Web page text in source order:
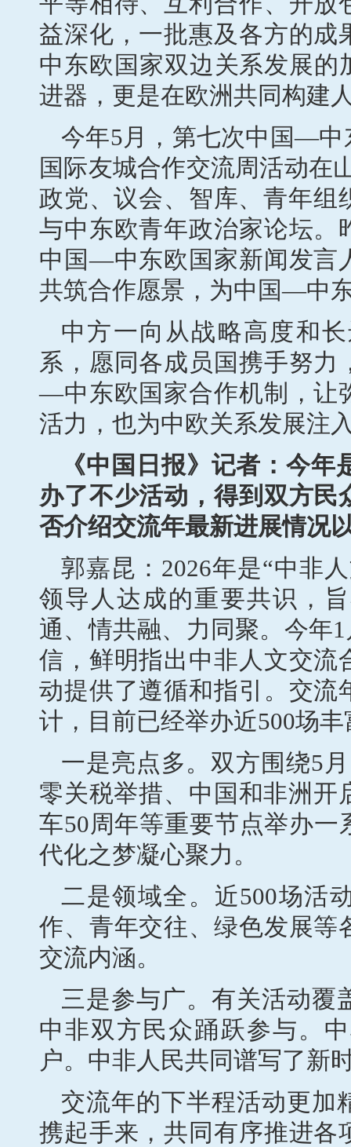
益深化，一批惠及各方的成
中东欧国家双边关系发展的
进器，更是在欧洲共同构建
今年5月，第七次中国—中
国际友城合作交流周活动在
政党、议会、智库、青年组
与中东欧青年政治家论坛。
中国—中东欧国家新闻发言
共筑合作愿景，为中国—中
中方一向从战略高度和
系，愿同各成员国携手努
—中东欧国家合作机制，让
活力，也为中欧关系发展注
《中国日报》记者：今
办了不少活动，得到双方
否介绍交流年最新进展情况
郭嘉昆：2026年是“中非
领导人达成的重要共识，
通、情共融、力同聚。今年
信，鲜明指出中非人文交流
动提供了遵循和指引。交流
计，目前已经举办近500场
一是亮点多。双方围绕5
零关税举措、中国和非洲开
车50周年等重要节点举办
代化之梦凝心聚力。
二是领域全。近500场活
作、青年交往、绿色发展等
交流内涵。
三是参与广。有关活动覆
中非双方民众踊跃参与。
户。中非人民共同谱写了新
交流年的下半程活动更加
携起手来，共同有序推进各